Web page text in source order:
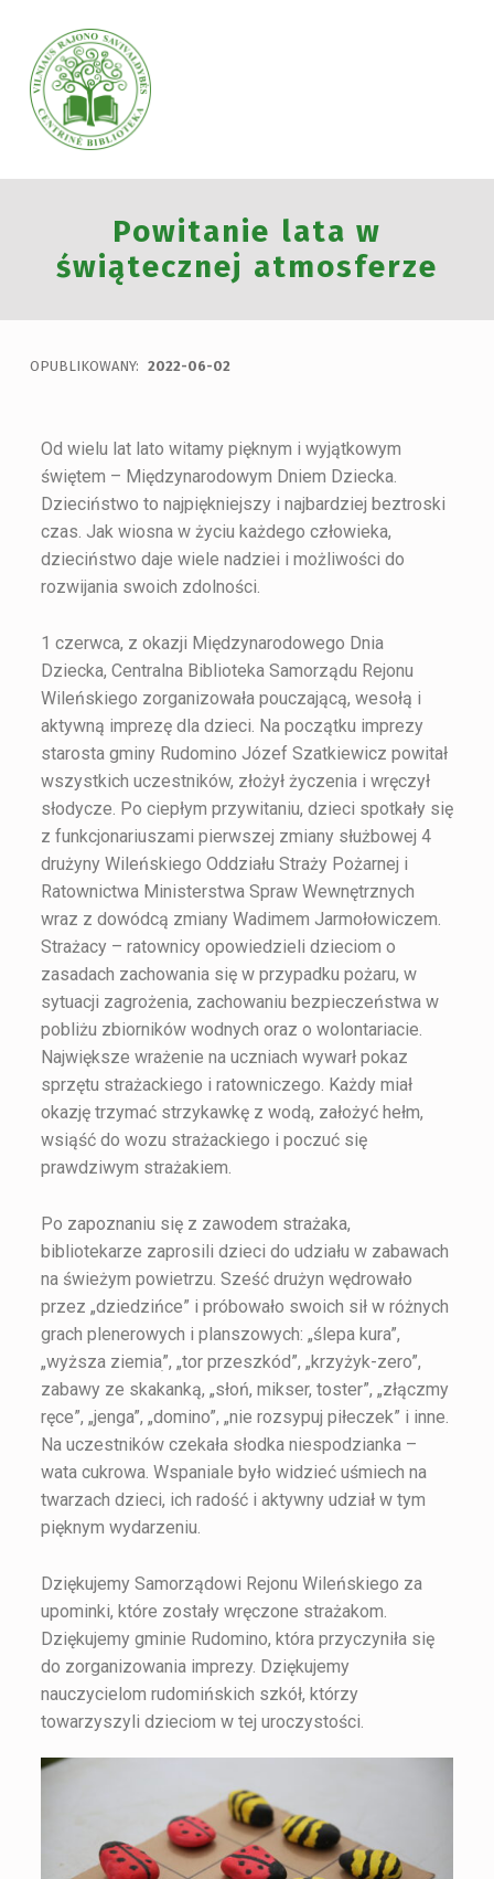
VILNIAUS RAJONO SAVIVALDYBĖS CENTRINĖ BIBLIOTEKA
VILNIAUS RAJONO SAVIVALDYBĖS CENTRINĖ BIBLIOTEKA KVIEČIA VISUS PRISIJUNGTI PRIE VISUOTINĖS PILIETINĖS INICIATYVOS „ATMINTIS GYVA, NES LIUDIJA“ IR UŽDEGTI ATMINIMO.
Powitanie lata w
świątecznej atmosferze
OPUBLIKOWANY: 2022-06-02
Od wielu lat lato witamy pięknym i wyjątkowym
świętem – Międzynarodowym Dniem Dziecka.
Dzieciństwo to najpiękniejszy i najbardziej beztroski
czas. Jak wiosna w życiu każdego człowieka,
dzieciństwo daje wiele nadziei i możliwości do
rozwijania swoich zdolności.
1 czerwca, z okazji Międzynarodowego Dnia
Dziecka, Centralna Biblioteka Samorządu Rejonu
Wileńskiego zorganizowała pouczającą, wesołą i
aktywną imprezę dla dzieci. Na początku imprezy
starosta gminy Rudomino Józef Szatkiewicz powitał
wszystkich uczestników, złożył życzenia i wręczył
słodycze. Po ciepłym przywitaniu, dzieci spotkały się
z funkcjonariuszami pierwszej zmiany służbowej 4
drużyny Wileńskiego Oddziału Straży Pożarnej i
Ratownictwa Ministerstwa Spraw Wewnętrznych
wraz z dowódcą zmiany Wadimem Jarmołowiczem.
Strażacy – ratownicy opowiedzieli dzieciom o
zasadach zachowania się w przypadku pożaru, w
sytuacji zagrożenia, zachowaniu bezpieczeństwa w
pobliżu zbiorników wodnych oraz o wolontariacie.
Największe wrażenie na uczniach wywarł pokaz
sprzętu strażackiego i ratowniczego. Każdy miał
okazję trzymać strzykawkę z wodą, założyć hełm,
wsiąść do wozu strażackiego i poczuć się
prawdziwym strażakiem.
Po zapoznaniu się z zawodem strażaka,
bibliotekarze zaprosili dzieci do udziału w zabawach
na świeżym powietrzu. Sześć drużyn wędrowało
przez „dziedzińce” i próbowało swoich sił w różnych
grach plenerowych i planszowych: „ślepa kura”,
„wyższa ziemiaׅ”, „tor przeszkód”, „krzyżyk-zero”,
zabawy ze skakanką, „słoń, mikser, toster”, „złączmy
ręce”, „jenga”, „domino”, „nie rozsypuj piłeczek” i inne.
Na uczestników czekała słodka niespodzianka –
wata cukrowa. Wspaniale było widzieć uśmiech na
twarzach dzieci, ich radość i aktywny udział w tym
pięknym wydarzeniu.
Dziękujemy Samorządowi Rejonu Wileńskiego za
upominki, które zostały wręczone strażakom.
Dziękujemy gminie Rudomino, która przyczyniła się
do zorganizowania imprezy. Dziękujemy
nauczycielom rudomińskich szkół, którzy
towarzyszyli dzieciom w tej uroczystości.